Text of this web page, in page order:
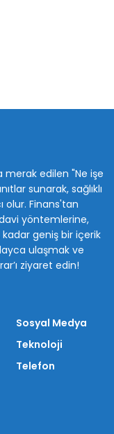
merak edilen "Ne işe
sunarak, sağlıklı
olur. Finans'tan
yöntemlerine,
geniş bir içerik
ulaşmak ve
ziyaret edin!
Sosyal Medya
Teknoloji
Telefon